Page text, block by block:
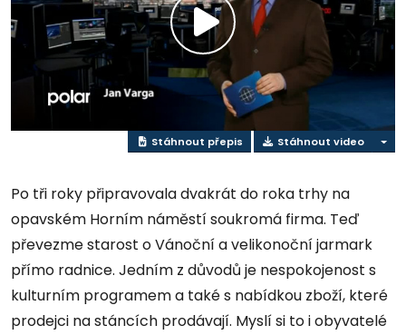
Přehrát
video
Stáhnout přepis Stáhnout video
Po tři roky připravovala dvakrát do roka trhy na
opavském Horním náměstí soukromá firma. Teď
převezme starost o Vánoční a velikonoční jarmark
přímo radnice. Jedním z důvodů je nespokojenost s
kulturním programem a také s nabídkou zboží, které
prodejci na stáncích prodávají. Myslí si to i obyvatelé